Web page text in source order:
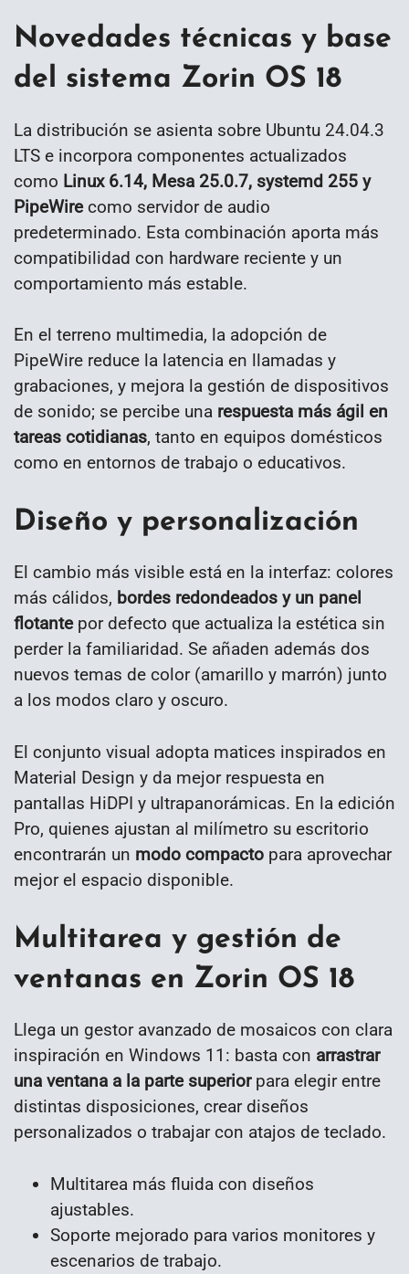
Novedades técnicas y base
del sistema Zorin OS 18
La distribución se asienta sobre Ubuntu 24.04.3
LTS e incorpora componentes actualizados
como Linux 6.14, Mesa 25.0.7, systemd 255 y
PipeWirecomo servidor de audio
predeterminado. Esta combinación aporta más
compatibilidad con hardware reciente y un
comportamiento más estable.
En el terreno multimedia, la adopción de
PipeWire reduce la latencia en llamadas y
grabaciones, y mejora la gestión de dispositivos
de sonido; se percibe una respuesta más ágil en
tareas cotidianas, tanto en equipos domésticos
como en entornos de trabajo o educativos.
Diseño y personalización
El cambio más visible está en la interfaz: colores
más cálidos, bordes redondeados y un panel
flotantepor defecto que actualiza la estética sin
perder la familiaridad. Se añaden además dos
nuevos temas de color (amarillo y marrón) junto
a los modos claro y oscuro.
El conjunto visual adopta matices inspirados en
Material Design y da mejor respuesta en
pantallas HiDPI y ultrapanorámicas. En la edición
Pro, quienes ajustan al milímetro su escritorio
encontrarán un modo compacto para aprovechar
mejor el espacio disponible.
Multitarea y gestión de
ventanas en Zorin OS 18
Llega un gestor avanzado de mosaicos con clara
inspiración en Windows 11: basta con arrastrar
una ventana a la parte superiorpara elegir entre
distintas disposiciones, crear diseños
personalizados o trabajar con atajos de teclado.
Multitarea más fluida con diseños
ajustables.
Soporte mejorado para varios monitores y
escenarios de trabajo.